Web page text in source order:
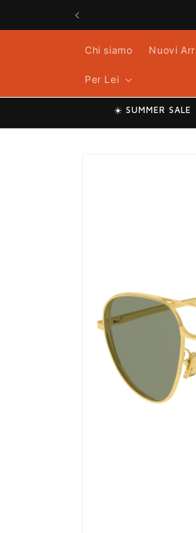
direttamente
ai contenuti
Chi siamo Nuovi
Per Lei
☀️ SUMMER